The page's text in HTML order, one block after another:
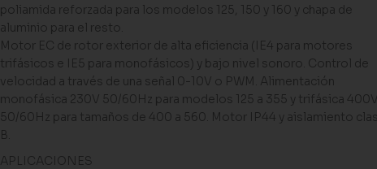
poliamida reforzada para los modelos 125, 150 y 160 y chapa de
aluminio para el resto.
Motor EC de rotor exterior de alta eficiencia (IE4 para motores
trifásicos e IE5 para monofásicos) y bajo nivel sonoro. Control de
velocidad a través de una señal 0-10V o PWM. Alimentación
monofásica 230V 50/60Hz para modelos 125 a 355 y trifásica 400V
50/60Hz para tamaños de 400 a 560. Motor IP44 y aislamiento
B.
APLICACIONES